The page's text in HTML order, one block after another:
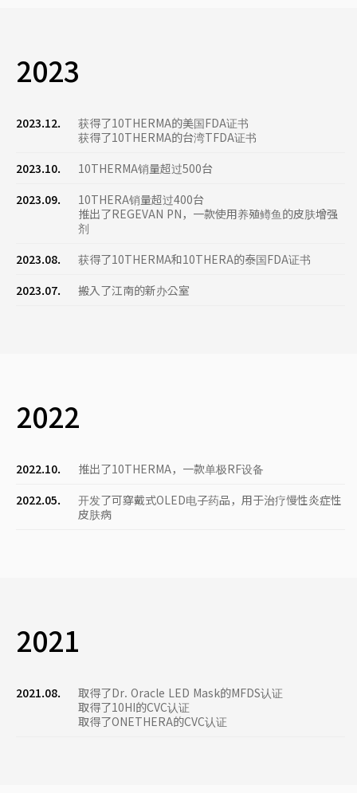
2023
2023.12.
获得了10THERMA的美国FDA证书
获得了10THERMA的台湾TFDA证书
2023.10.
10THERMA销量超过500台
2023.09.
10THERA销量超过400台
推出了REGEVAN PN，一款使用养殖鳟鱼的皮肤增强
剂
2023.08.
获得了10THERMA和10THERA的泰国FDA证书
2023.07.
搬入了江南的新办公室
2022
2022.10.
推出了10THERMA，一款单极RF设备
2022.05.
开发了可穿戴式OLED电子药品，用于治疗慢性炎症性
皮肤病
2021
2021.08.
取得了Dr. Oracle LED Mask的MFDS认证
取得了10HI的CVC认证
取得了ONETHERA的CVC认证